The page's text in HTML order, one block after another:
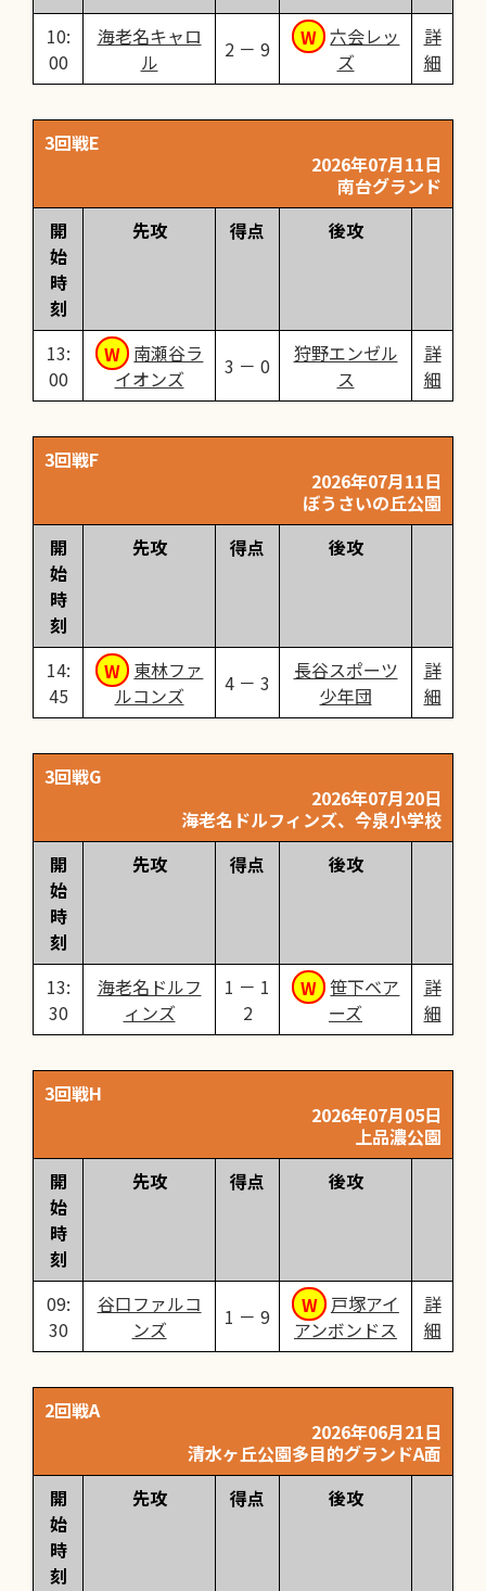
10:
00
海老名キャロ
ル
2 － 9
六会レッ
ズ
詳
細
3回戦E
2026年07月11日
南台グランド
開
始
時
刻
先攻 得点 後攻
13:
00
南瀬谷ラ
イオンズ
3 － 0
狩野エンゼル
ス
詳
細
3回戦F
2026年07月11日
ぼうさいの丘公園
開
始
時
刻
先攻 得点 後攻
14:
45
東林ファ
ルコンズ
4 － 3
長谷スポーツ
少年団
詳
細
3回戦G
2026年07月20日
海老名ドルフィンズ、今泉小学校
開
始
時
刻
先攻 得点 後攻
13:
30
海老名ドルフ
ィンズ
1 － 1
2
笹下ベア
ーズ
詳
細
3回戦H
2026年07月05日
上品濃公園
開
始
時
刻
先攻 得点 後攻
09:
30
谷口ファルコ
ンズ
1 － 9
戸塚アイ
アンボンドス
詳
細
2回戦A
2026年06月21日
清水ヶ丘公園多目的グランドA面
開
始
時
刻
先攻 得点 後攻